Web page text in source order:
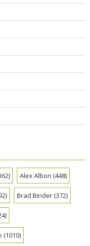
Alex Albon (448)
Brad Binder(372)
(1010)